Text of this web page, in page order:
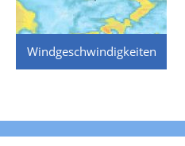
Windgeschwindigkeiten